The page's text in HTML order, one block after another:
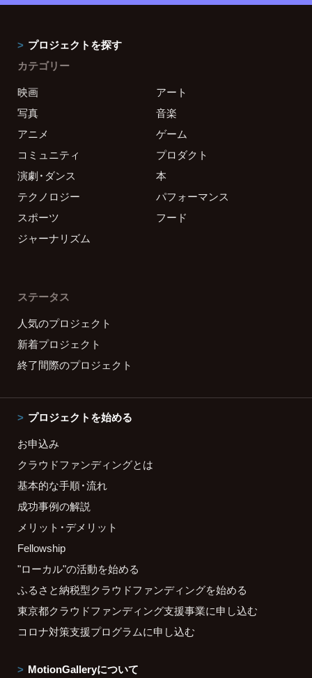
プロジェクトを探す
カテゴリー
映画
アート
写真
音楽
アニメ
ゲーム
コミュニティ
プロダクト
演劇・ダンス
本
テクノロジー
パフォーマンス
スポーツ
フード
ジャーナリズム
ステータス
人気のプロジェクト
新着プロジェクト
終了間際のプロジェクト
プロジェクトを始める
お申込み
クラウドファンディングとは
基本的な手順・流れ
成功事例の解説
メリット・デメリット
Fellowship
"ローカル"の活動を始める
ふるさと納税型クラウドファンディングを始める
東京都クラウドファンディング支援事業に申し込む
コロナ対策支援プログラムに申し込む
MotionGalleryについて